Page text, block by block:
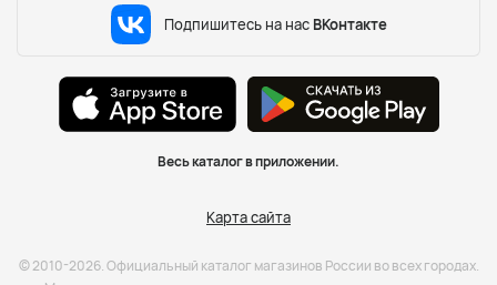
Подпишитесь на нас ВКонтакте
Весь каталог в приложении.
Карта сайта
© 2010-2026. Официальный каталог магазинов России во всех городах.